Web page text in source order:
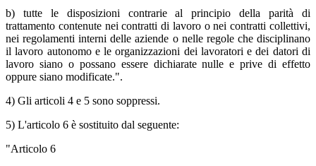
b) tutte le disposizioni contrarie al principio della parità di
trattamento contenute nei contratti di lavoro o nei contratti collettivi,
nei regolamenti interni delle aziende o nelle regole che disciplinano
il lavoro autonomo e le organizzazioni dei lavoratori e dei datori di
lavoro siano o possano essere dichiarate nulle e prive di effetto
oppure siano modificate.".
4) Gli articoli 4 e 5 sono soppressi.
5) L'articolo 6 è sostituito dal seguente:
"Articolo 6